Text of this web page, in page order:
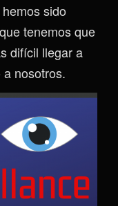
sido
tenemos que
difícil llegar a
nosotros.